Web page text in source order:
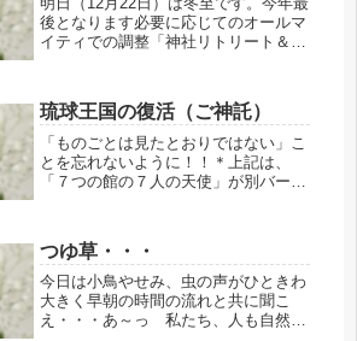
後となります必要に応じてのオールマ
イティでの調整「神社リトリート＆イ
りとなります。彡それなりに準備が整
ました方がたへ、「古代神聖幾...
琉球王国の復活（ご神託）
「ものごとは見たとおりではない」こ
とを忘れないように！！＊上記は、
「７つの館の７人の天使」が別バージ
内容は、リーキャロル著の降ろされた
「クライオン ジャーニー・ホーム
マ...
つゆ草・・・
今日は小鳥やせみ、虫の声がひときわ
大きく早朝の時間の流れと共に聞こ
え・・・あ～っ 私たち、人も自然の